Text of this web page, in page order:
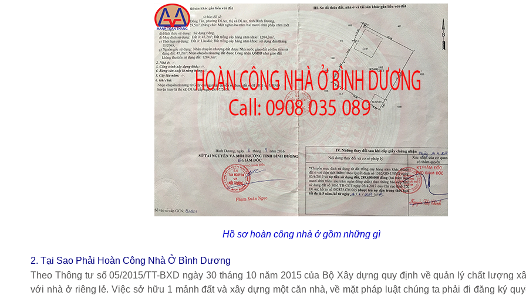
Hồ sơ hoàn công nhà ở gồm những gì
2. Tại Sao Phải Hoàn Công Nhà Ở Bình Dương
Theo Thông tư số 05/2015/TT-BXD ngày 30 tháng 10 năm 2015 của Bộ Xây dựng quy định về quản lý chất lượng
với nhà ở riêng lẻ. Việc sở hữu 1 mảnh đất và xây dựng một căn nhà, về mặt pháp luật chúng ta phải đi đăng ký